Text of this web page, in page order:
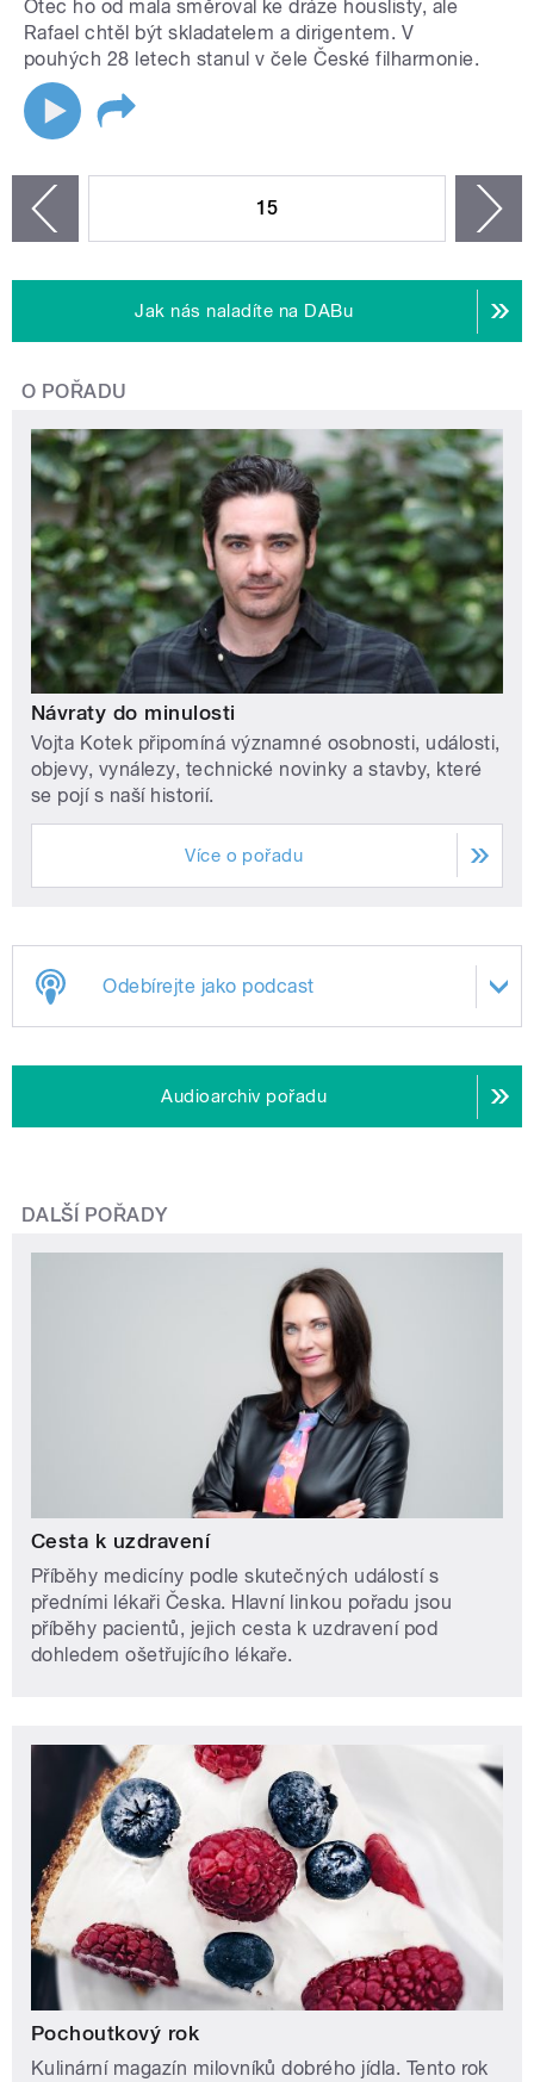
Otec ho od mala směroval ke dráze houslisty, ale
Rafael chtěl být skladatelem a dirigentem. V
pouhých 28 letech stanul v čele České filharmonie.
15
Jak nás naladíte na DABu
O POŘADU
Návraty do minulosti
Vojta Kotek připomíná významné osobnosti, události,
objevy, vynálezy, technické novinky a stavby, které
se pojí s naší historií.
Více o pořadu
Odebírejte jako podcast
Audioarchiv pořadu
DALŠÍ POŘADY
Cesta k uzdravení
Příběhy medicíny podle skutečných událostí s
předními lékaři Česka. Hlavní linkou pořadu jsou
příběhy pacientů, jejich cesta k uzdravení pod
dohledem ošetřujícího lékaře.
Pochoutkový rok
Kulinární magazín milovníků dobrého jídla. Tento rok